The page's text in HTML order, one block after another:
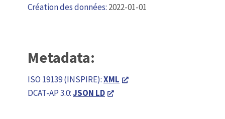
Création des données: 2022-01-01
Metadata:
ISO 19139 (INSPIRE):XML
DCAT-AP 3.0:JSON LD